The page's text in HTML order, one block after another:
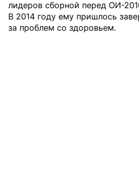
лидеров сборной перед ОИ-
В 2014 году ему пришлось
за проблем со здоровьем.